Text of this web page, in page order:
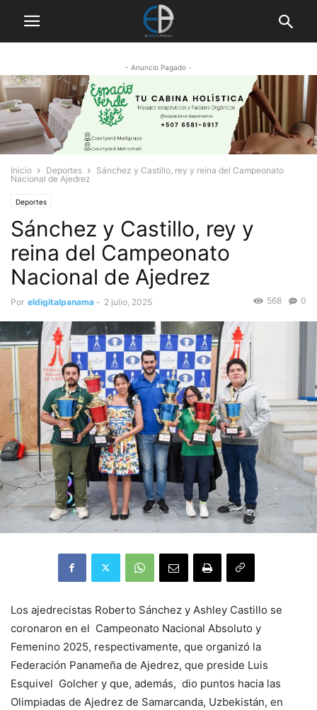
- Anuncio Pagado -
Inicio Deportes
Sánchez y Castillo, rey y reina del Campeonato
Nacional de Ajedrez
Deportes
Sánchez y Castillo, rey y
reina del Campeonato
Nacional de Ajedrez
Por eldigitalpanama - 2 julio, 2025 0
568
Los ajedrecistas Roberto Sánchez y Ashley Castillo se
coronaron en el Campeonato Nacional Absoluto y
Femenino 2025, respectivamente, que organizó la
Federación Panameña de Ajedrez, que preside Luis
Esquivel Golcher y que, además, dio puntos hacia las
Olimpiadas de Ajedrez de Samarcanda, Uzbekistán, en